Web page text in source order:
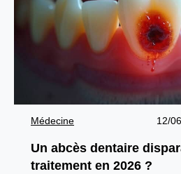
Médecine 12/
Un abcès dentaire
traitement en 2026 ?